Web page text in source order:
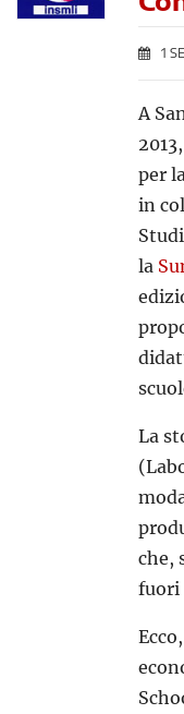
1
A
per
in
la
La
che,
fuori